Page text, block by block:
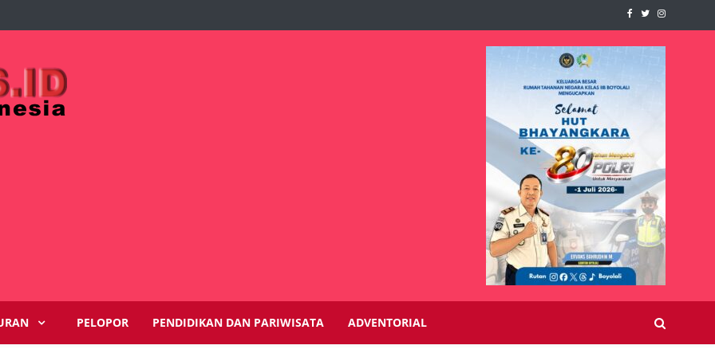
PELOPOR PENDIDIKAN DAN PARIWISATA ADVENTORIAL